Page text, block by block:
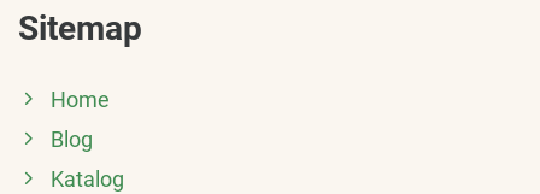
Sitemap
Home
Blog
Katalog